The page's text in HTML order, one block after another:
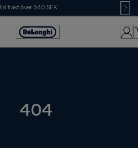
Fri frakt över 540 SEK
Accessibility
Statement
404